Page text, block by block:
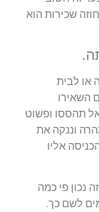
שכירות הוא
או לבית
השאירו
תהססו ופשוט
וננקה את
אליו
נכון פי כמה
לשם כך.